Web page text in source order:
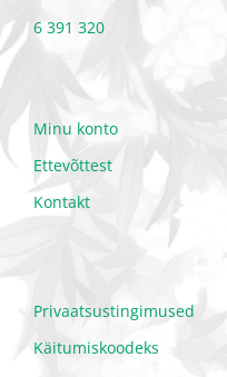
6 391 320
Minu konto
Ettevõttest
Kontakt
Privaatsustingimused
Käitumiskoodeks